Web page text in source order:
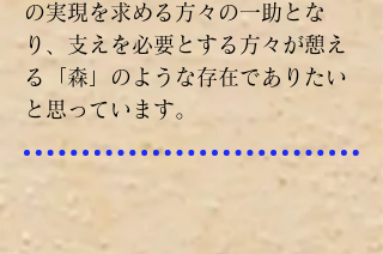
の実現を求める方々の一助とな
り、支えを必要とする方々が憩え
る「森」のような存在でありたい
と思っています。